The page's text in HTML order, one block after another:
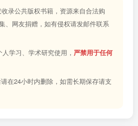
录公共版权书籍，资源来自合法购
、网友捐赠，如有侵权请发邮件联系
人学习、学术研究使用， 严禁用于任何
请在24小时内删除，如需长期保存请支